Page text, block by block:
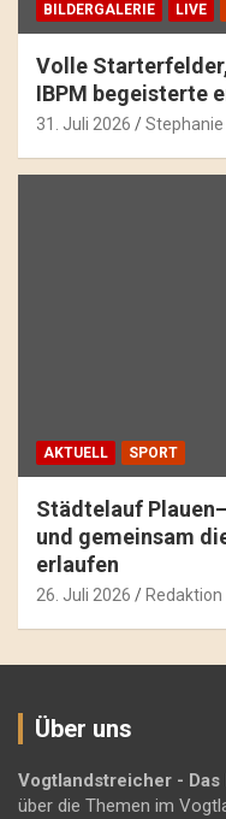
BILDERGALERIE LIVE
Volle
IBPM begeisterte
31. Juli 2026 Stephanie
AKTUELL SPORT
Städtelauf
und gemeinsam
erlaufen
26. Juli 2026 Redaktion
Über uns
Vogtlandstreicher -
über die Themen im